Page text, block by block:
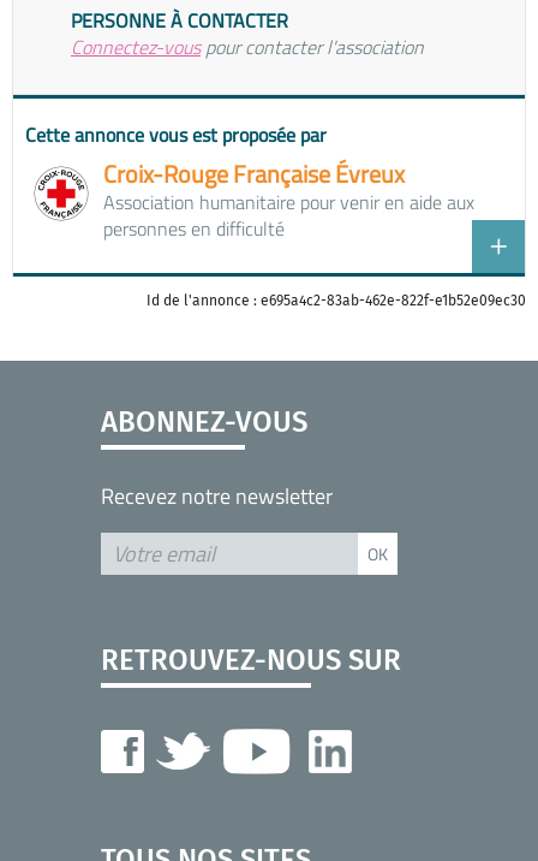
PERSONNE À CONTACTER
Connectez-vouspour contacter l'association
Cette annonce vous est proposée par
Croix-Rouge Française Évreux
Association humanitaire pour venir en aide aux
personnes en difficulté
Id de l'annonce : e695a4c2-83ab-462e-822f-e1b52e09ec30
ABONNEZ-VOUS
Recevez notre newsletter
RETROUVEZ-NOUS SUR